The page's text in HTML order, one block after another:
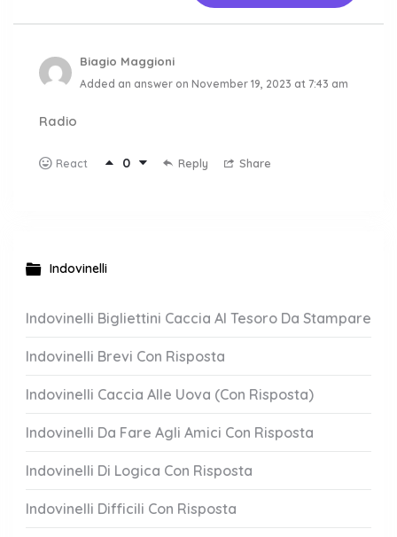
Biagio Maggioni
Added an answer on November 19, 2023 at 7:43 am
Radio
React 0 Reply Share
Indovinelli
Indovinelli Bigliettini Caccia Al Tesoro Da Stampare
Indovinelli Brevi Con Risposta
Indovinelli Caccia Alle Uova (Con Risposta)
Indovinelli Da Fare Agli Amici Con Risposta
Indovinelli Di Logica Con Risposta
Indovinelli Difficili Con Risposta